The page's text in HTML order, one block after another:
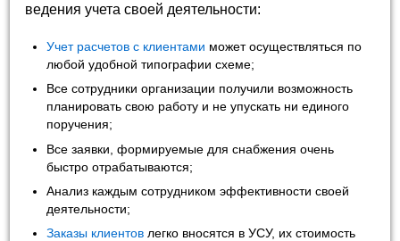
ведения учета своей деятельности:
Учет расчетов с клиентами может осуществляться по
любой удобной типографии схеме;
Все сотрудники организации получили возможность
планировать свою работу и не упускать ни единого
поручения;
Все заявки, формируемые для снабжения очень
быстро отрабатываются;
Анализ каждым сотрудником эффективности своей
деятельности;
Заказы клиентов легко вносятся в УСУ, их стоимость